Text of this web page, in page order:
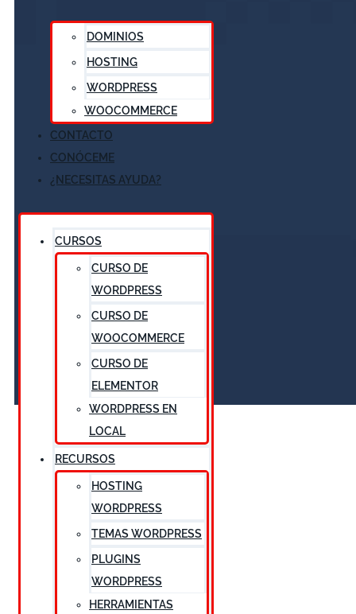
DOMINIOS
HOSTING
WORDPRESS
WOOCOMMERCE
CONTACTO
CONÓCEME
¿NECESITAS AYUDA?
CURSOS
CURSO DE
WORDPRESS
CURSO DE
WOOCOMMERCE
CURSO DE
ELEMENTOR
WORDPRESS EN
LOCAL
RECURSOS
HOSTING
WORDPRESS
TEMAS WORDPRESS
PLUGINS
WORDPRESS
HERRAMIENTAS